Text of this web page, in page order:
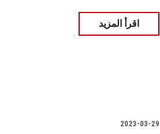
اقرأ المزيد
2023-03-29